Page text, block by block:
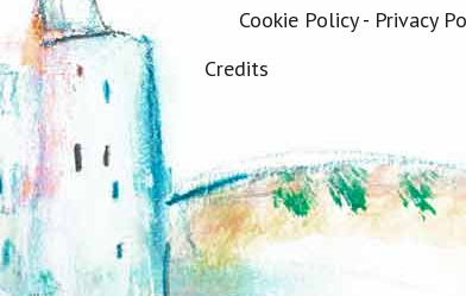
Cookie Policy- Privacy
Credits